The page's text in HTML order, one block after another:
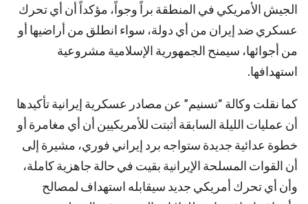
الجيش الأمريكي في المنطقة براً وجواً، مؤكداً أن أي تحرك
عسكري ضد إيران من أي دولة، سواء انطلق من أراضيها أو
من أجوائها، سيمنح الجمهورية الإسلامية مشروعية
استهدافها.
كما نقلت وكالة “تسنيم” عن مصادر عسكرية إيرانية تأكيدها
أن عمليات الليلة السابقة أثبتت للأمريكيين أن أي مغامرة أو
خطوة عدائية جديدة ستواجه برد إيراني فوري، مشيرة إلى
أن القوات المسلحة الإيرانية بقيت في حالة جاهزية كاملة،
وأن أي تحرك أمريكي جديد سيقابله استهداف لمصالح